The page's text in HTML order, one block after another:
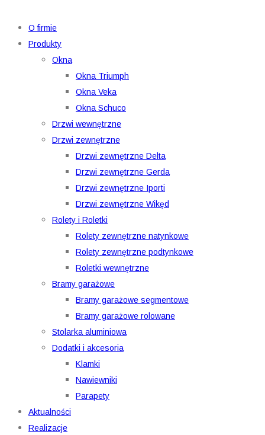
O firmie
Produkty
Okna
Okna Triumph
Okna Veka
Okna Schuco
Drzwi wewnętrzne
Drzwi zewnętrzne
Drzwi zewnętrzne Delta
Drzwi zewnętrzne Gerda
Drzwi zewnętrzne Iporti
Drzwi zewnętrzne Wikęd
Rolety i Roletki
Rolety zewnętrzne natynkowe
Rolety zewnętrzne podtynkowe
Roletki wewnętrzne
Bramy garażowe
Bramy garażowe segmentowe
Bramy garażowe rolowane
Stolarka aluminiowa
Dodatki i akcesoria
Klamki
Nawiewniki
Parapety
Aktualności
Realizacje